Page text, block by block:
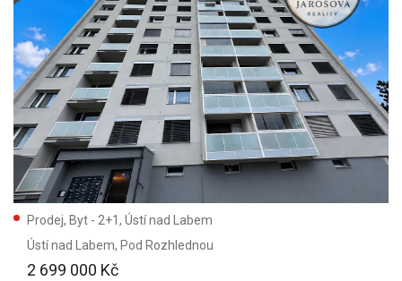
Prodej, Byt - 2+1, Ústí nad Labem
Ústí nad Labem, Pod Rozhlednou
2 699 000 Kč